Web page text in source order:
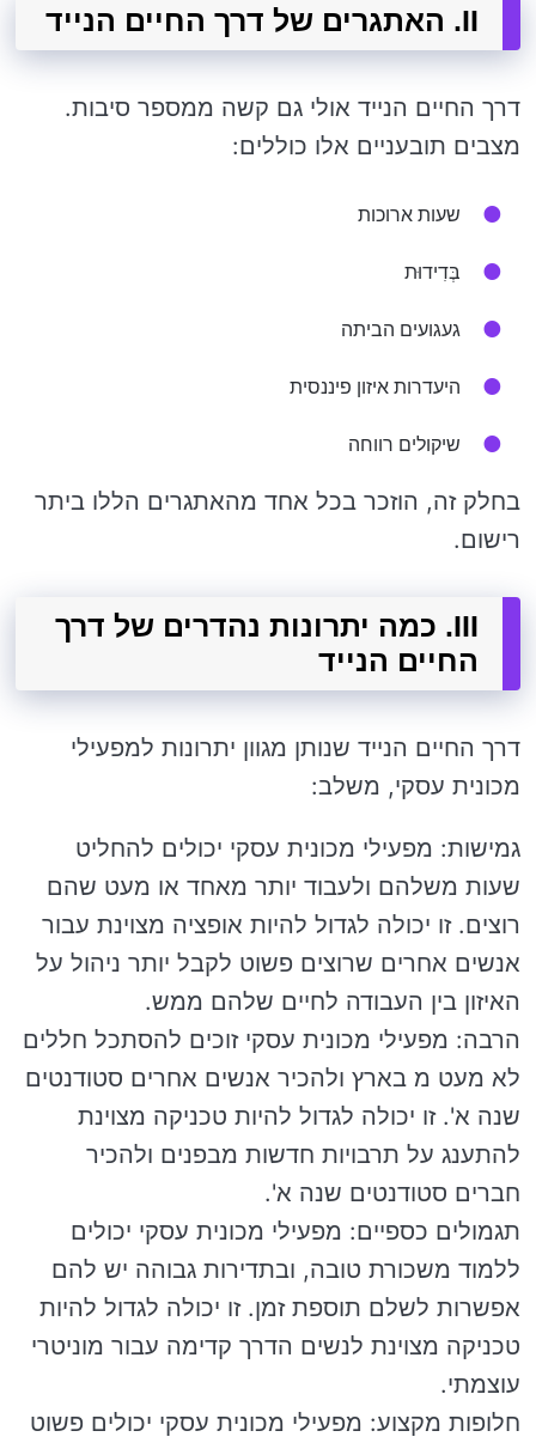
II. האתגרים של דרך החיים הנייד
דרך החיים הנייד אולי גם קשה ממספר סיבות.
מצבים תובעניים אלו כוללים:
שעות ארוכות
בְּדִידוּת
געגועים הביתה
היעדרות איזון פיננסית
שיקולים רווחה
בחלק זה, הוזכר בכל אחד מהאתגרים הללו ביתר
רישום.
III. כמה יתרונות נהדרים של דרך
החיים הנייד
דרך החיים הנייד שנותן מגוון יתרונות למפעילי
מכונית עסקי, משלב:
גמישות: מפעילי מכונית עסקי יכולים להחליט
שעות משלהם ולעבוד יותר מאחד או מעט שהם
רוצים. זו יכולה לגדול להיות אופציה מצוינת עבור
אנשים אחרים שרוצים פשוט לקבל יותר ניהול על
האיזון בין העבודה לחיים שלהם ממש.
הרבה: מפעילי מכונית עסקי זוכים להסתכל חללים
לא מעט מ בארץ ולהכיר אנשים אחרים סטודנטים
שנה א'. זו יכולה לגדול להיות טכניקה מצוינת
להתענג על תרבויות חדשות מבפנים ולהכיר
חברים סטודנטים שנה א'.
תגמולים כספיים: מפעילי מכונית עסקי יכולים
ללמוד משכורת טובה, ובתדירות גבוהה יש להם
אפשרות לשלם תוספת זמן. זו יכולה לגדול להיות
טכניקה מצוינת לנשים הדרך קדימה עבור מוניטרי
עוצמתי.
חלופות מקצוע: מפעילי מכונית עסקי יכולים פשוט